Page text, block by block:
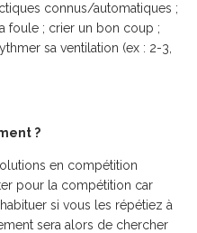
connus/automatiques ;
foule ; crier un bon coup ;
sa ventilation (ex : 2-3,
?
en compétition
pour la compétition car
si vous les répétiez à
sera alors de chercher